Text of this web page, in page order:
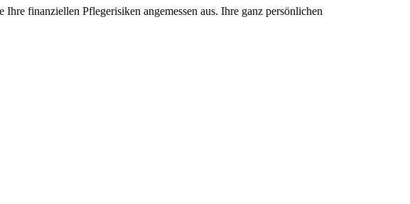
finanziellen Pflegerisiken angemessen aus. Ihre ganz persönlichen